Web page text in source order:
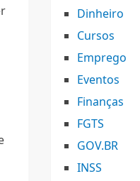
Dinheiro
Cursos
Emprego
Eventos
Finanças
FGTS
GOV.BR
INSS